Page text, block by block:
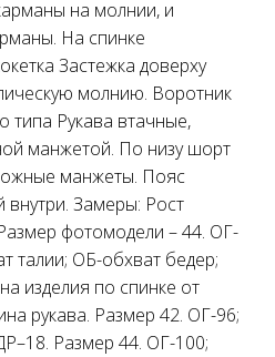
на молнии, и
На спинке
Застежка доверху
молнию. Воротник
типа Рукава втачные,
манжетой. По низу шорт
манжеты. Пояс
внутри. Замеры: Рост
фотомодели – 44. ОГ-
талии; ОБ-обхват бедер;
изделия по спинке от
рукава. Размер 42. ОГ-96;
Размер 44. ОГ-100;